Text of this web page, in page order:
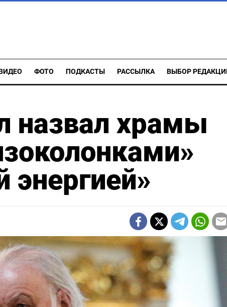
ФОТО ПОДКАСТЫ РАССЫЛКА ВЫБОР
назвал храмы
энергией»